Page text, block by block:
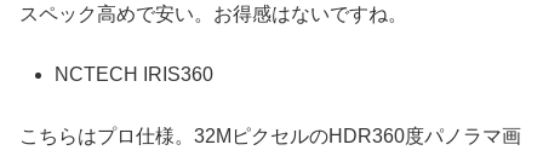
スペック高めで安い。お得感はないですね。
NCTECH IRIS360
こちらはプロ仕様。32MピクセルのHDR360度パノラマ画